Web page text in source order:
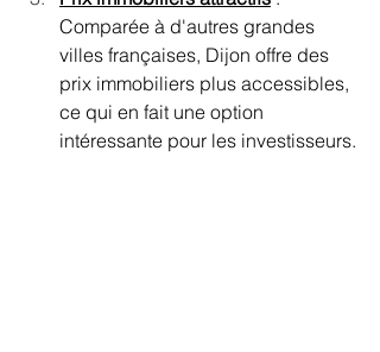
Comparée à d'autres grandes
villes françaises, Dijon offre des
prix immobiliers plus accessibles,
ce qui en fait une option
intéressante pour les investisseurs.